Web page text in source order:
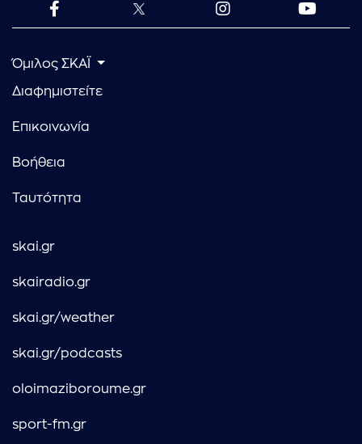
Όμιλος ΣΚΑΪ
Διαφημιστείτε
Επικοινωνία
Βοήθεια
Ταυτότητα
skai.gr
skairadio.gr
skai.gr/weather
skai.gr/podcasts
oloimaziboroume.gr
sport-fm.gr